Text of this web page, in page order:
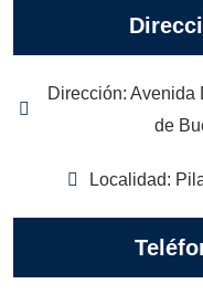
Dirección: Avenida
de
Localidad: